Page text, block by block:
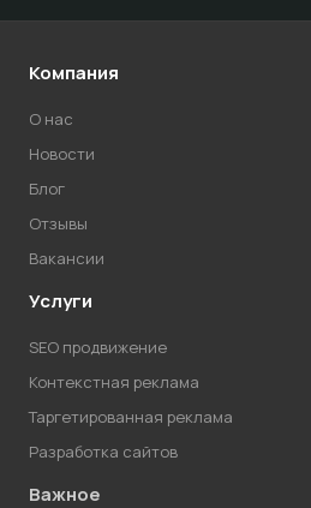
Компания
О нас
Новости
Блог
Отзывы
Вакансии
Услуги
SEO продвижение
Контекстная реклама
Таргетированная реклама
Разработка сайтов
Важное